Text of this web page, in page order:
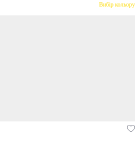
Вибір кольору